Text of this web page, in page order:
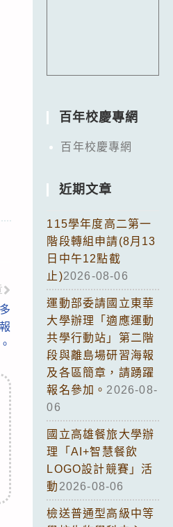
百年校慶專網
百年校慶專網
近期文章
115學年度高二第一
階段轉組申請(8月13
日中午12點截
止)2026-08-06
運動部委請國立東華
大學辦理「適應運動
共學行動站」第二階
段與離島場研習海報
及各區簡章，請踴躍
報名參加。 2026-08-
06
國立高雄餐旅大學辦
理「AI+智慧餐飲
LOGO設計競賽」活
動 2026-08-06
檢送普通型高級中等